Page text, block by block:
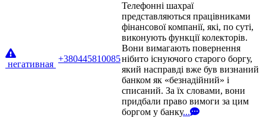
негативная
+380445810085
Телефонні шахраї
представляються працівниками
фінансової компанії, які, по суті,
виконують функції колекторів.
Вони вимагають повернення
нібито існуючого старого боргу,
який насправді вже був визнаний
банком як «безнадійний» і
списаний. За їх словами, вони
придбали право вимоги за цим
боргом у банку...